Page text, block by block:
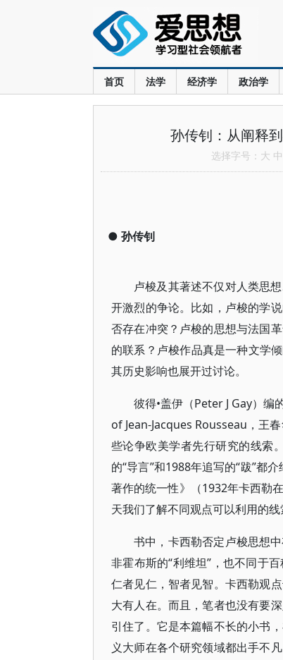
首页 法学 经济学 政治学
孙传钊：从阐释
选择字号： 大 中
● 孙传钊
卢梭及其著述不仅对人类思
开激烈的争论。比如，卢梭的学
否存在冲突？卢梭的思想与法国
的联系？卢梭作品真是一种文学
其历史影响也展开过讨论。
彼得•盖伊（Peter J Gay）
of Jean-Jacques Rousseau，王
些论争欧美学者先行研究的线索
的“导言”和1988年追写的“跋”都
著作的统一性》（1932年卡西勒
天我们了解不同观点可以利用的线
书中，卡西勒否定卢梭思想
非霍布斯的“利维坦”，也不同于
仁者见仁，智者见智。卡西勒观
大有人在。而且，笔者也没有要
引住了。它是本篇幅不长的小书
义大师在各个研究领域都出手不